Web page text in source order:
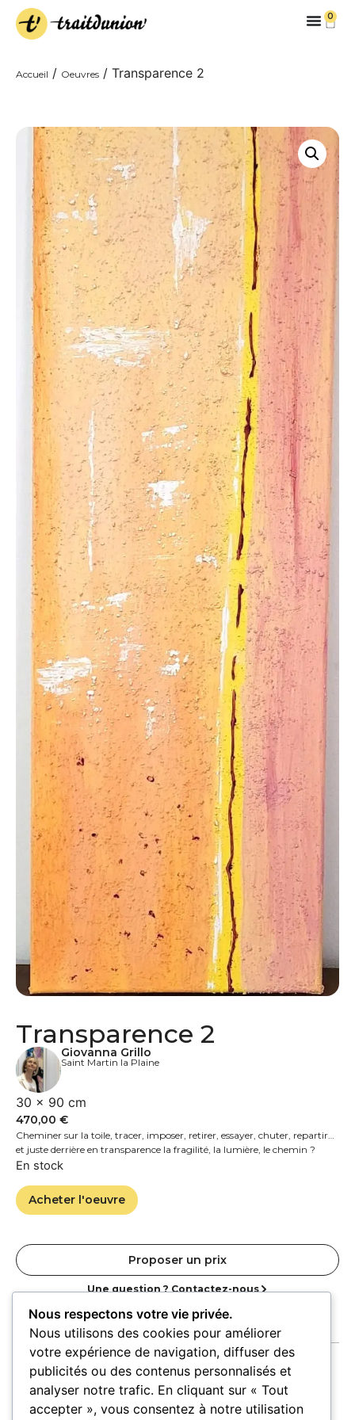
0
Accueil / Oeuvres / Transparence 2
Transparence 2
Giovanna Grillo
Saint Martin la Plaine
30 × 90 cm
470,00 €
Cheminer sur la toile, tracer, imposer, retirer, essayer, chuter, repartir…
et juste derrière en transparence la fragilité, la lumière, le chemin ?
En stock
Acheter l'oeuvre
Proposer un prix
Une question ? Contactez-nous
Accueil Oeuvres Artistes Lieux
Nous respectons votre vie privée.
Nous utilisons des cookies pour améliorer
votre expérience de navigation, diffuser des
publicités ou des contenus personnalisés et
analyser notre trafic. En cliquant sur « Tout
accepter », vous consentez à notre utilisation